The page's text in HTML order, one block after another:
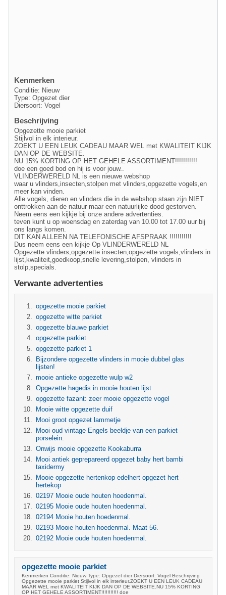
Kenmerken
Conditie: Nieuw
Type: Opgezet dier
Diersoort: Vogel
Beschrijving
Opgezette mooie parkiet
Stijlvol in elk interieur.
ZOEKT U EEN LEUK CADEAU MAAR WEL met KWALITEIT KIJK
DAN OP DE WEBSITE.
NU 15% KORTING OP HET GEHELE ASSORTIMENT!!!!!!!!!!!
doe een goed bod en hij is voor jouw..
VLINDERWERELD NL is een nieuwe webshop
waar u vlinders,insecten,stolpen met vlinders,opgezette vogels,en
meer kan vinden.
Alle vogels, dieren en vlinders die in de webshop staan zijn NIET
onttrokken aan de natuur maar een natuurlijke dood gestorven.
Neem eens een kijkje bij onze andere advertenties.
teven kunt u op woensdag en zaterdag van 10.00 tot 17.00 uur bij
ons langs komen.
DIT KAN ALLEEN NA TELEFONISCHE AFSPRAAK !!!!!!!!!!!
Dus neem eens een kijkje Op VLINDERWERELD NL
Opgezette vlinders,opgezette insecten,opgezette vogels,vlinders in
lijst,kwaliteit,goedkoop,snelle levering,stolpen, vlinders in
stolp,specials.
Verwante advertenties
opgezette mooie parkiet
opgezette witte parkiet
opgezette blauwe parkiet
opgezette parkiet
opgezette parkiet 1
Bijzondere opgezette vlinders in mooie dubbel glas
lijsten!
mooie antieke opgezette wulp w2
Opgezette hagedis in mooie houten lijst
opgezette fazant: zeer mooie opgezette vogel
Mooie witte opgezette duif
Mooi groot opgezet lammetje
Mooi oud vintage Engels beeldje van een parkiet
porselein.
Onwijs mooie opgezette Kookaburra
Mooi antiek geprepareerd opgezet baby hert bambi
taxidermy
Mooie opgezette hertenkop edelhert opgezet hert
hertekop
02197 Mooie oude houten hoedenmal.
02195 Mooie oude houten hoedenmal.
02194 Mooie houten hoedenmal.
02193 Mooie houten hoedenmal. Maat 56.
02192 Mooie oude houten hoedenmal.
opgezette mooie parkiet
Kenmerken Conditie: Nieuw Type: Opgezet dier Diersoort: Vogel Beschrijving
Opgezette mooie parkiet Stijlvol in elk interieur.ZOEKT U EEN LEUK CADEAU
MAAR WEL met KWALITEIT KIJK DAN OP DE WEBSITE.NU 15% KORTING
OP HET GEHELE ASSORTIMENT!!!!!!!!!!! doe